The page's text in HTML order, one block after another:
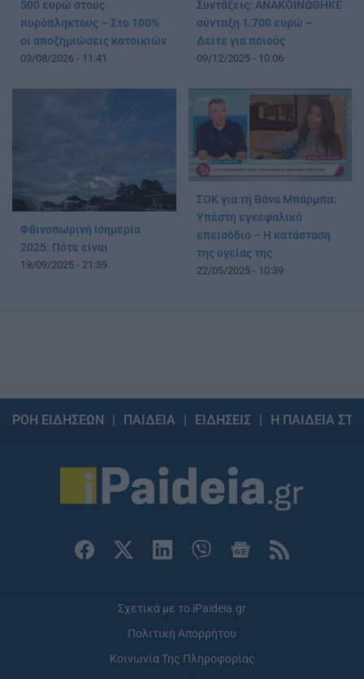
500 ευρώ στους
πυρόπληκτους – Στο 100%
οι αποζημιώσεις κατοικιών
03/08/2026 - 11:41
Συντάξεις: ΑΝΑΚΟΙΝΩΘΗΚΕ
σύνταξη 1.700 ευρώ –
Δείτε για ποιούς
09/12/2025 - 10:06
Φθινοπωρινή Ισημερία
2025: Πότε είναι
19/09/2025 - 21:59
ΣΟΚ για τη Βάνα Μπάρμπα:
Υπέστη εγκεφαλικό
επεισόδιο – Η κατάσταση
της υγείας της
22/05/2025 - 10:39
ΡΟΗ ΕΙΔΗΣΕΩΝ ΠΑΙΔΕΙΑ ΕΙΔΗΣΕΙΣ Η ΠΑΙΔΕΙΑ
Σχετικά με το iPaideia.gr
Πολιτική Απορρήτου
Κοινωνία Της Πληροφορίας